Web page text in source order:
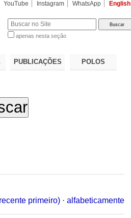
YouTube Instagram WhatsApp English
apenas nesta seção
PUBLICAÇÕES POLOS
primeiro) · alfabeticamente